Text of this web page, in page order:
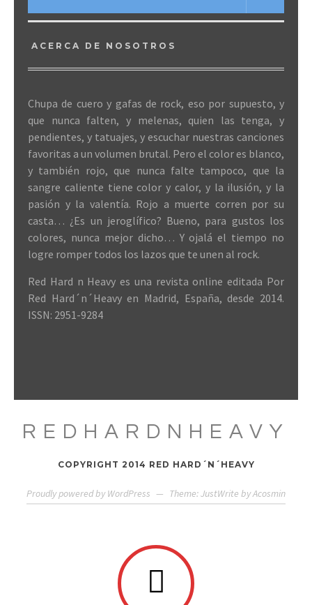
ACERCA DE NOSOTROS
Chupa de cuero y gafas de rock, eso por supuesto, y
que nunca falten, y melenas, quien las tenga, y
pendientes, y tatuajes, y escuchar nuestras canciones
favoritas a un volumen brutal. Pero el color es blanco,
y también rojo, que nunca falte tampoco, que la
sangre caliente tiene color y calor, y la ilusión, y la
pasión y la valentía. Rojo a muerte corren por su
casta… ¿Es un jeroglífico? Bueno, para gustos los
colores, nunca mejor dicho… Y ojalá el tiempo no
logre romper todos los lazos que te unen al rock.
Red Hard n Heavy es una revista online editada Por
Red Hard´n´Heavy en Madrid, España, desde 2014.
ISSN: 2951-9284
REDHARDNHEAVY
COPYRIGHT 2014 RED HARD´N´HEAVY
Proudly powered by WordPress — Theme: JustWrite byAcosmin